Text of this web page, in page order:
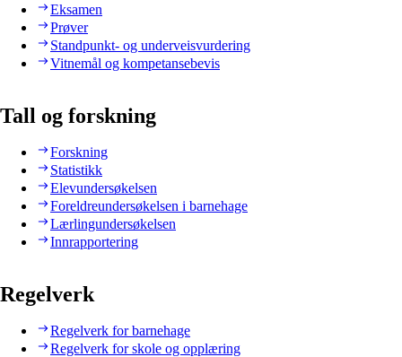
Eksamen
Prøver
Standpunkt- og underveisvurdering
Vitnemål og kompetansebevis
Tall og forskning
Forskning
Statistikk
Elevundersøkelsen
Foreldreundersøkelsen i barnehage
Lærlingundersøkelsen
Innrapportering
Regelverk
Regelverk for barnehage
Regelverk for skole og opplæring